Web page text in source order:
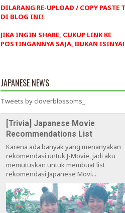
DILARANG RE-UPLOAD / COPY PASTE
DI BLOG INI!
JIKA INGIN SHARE, CUKUP LINK KE
POSTINGANNYA SAJA, BUKAN ISINYA!
JAPANESE NEWS
Tweets by cloverblossoms_
[Trivia] Japanese Movie
Recommendations List
Karena ada banyak yang menanyakan
rekomendasi untuk J-Movie, jadi aku
memutuskan untuk membuat list
rekomendasi Japanese Movi...